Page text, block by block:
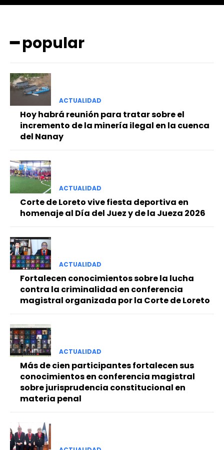
━ Planes
━ popular
ACTUALIDAD
Hoy habrá reunión para tratar sobre el
incremento de la minería ilegal en la cuenca
del Nanay
ACTUALIDAD
Corte de Loreto vive fiesta deportiva en
homenaje al Día del Juez y de la Jueza 2026
ACTUALIDAD
Fortalecen conocimientos sobre la lucha
contra la criminalidad en conferencia
magistral organizada por la Corte de Loreto
ACTUALIDAD
Más de cien participantes fortalecen sus
conocimientos en conferencia magistral
sobre jurisprudencia constitucional en
materia penal